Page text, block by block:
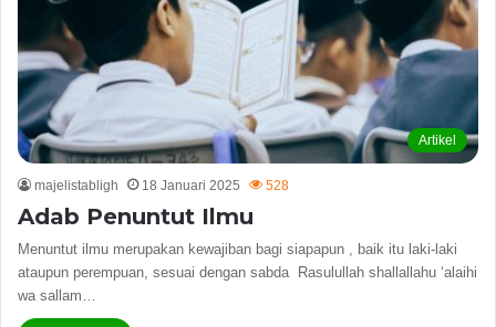
Artikel
majelistabligh 18 Januari 2025 528
Adab Penuntut Ilmu
Menuntut ilmu merupakan kewajiban bagi siapapun , baik itu laki-laki
ataupun perempuan, sesuai dengan sabda Rasulullah shallallahu ‘alaihi
wa sallam…